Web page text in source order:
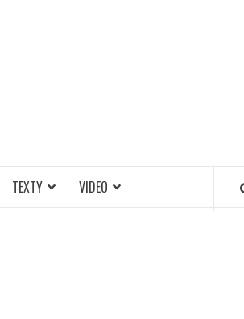
TEXTY VIDEO